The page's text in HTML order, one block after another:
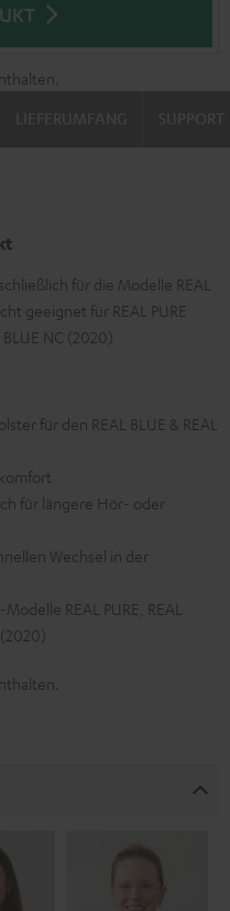
für die Modelle REAL
geeignet für REAL PURE
NC (2020)
für den REAL BLUE & REAL
für längere Hör- oder
Wechsel in der
REAL PURE, REAL